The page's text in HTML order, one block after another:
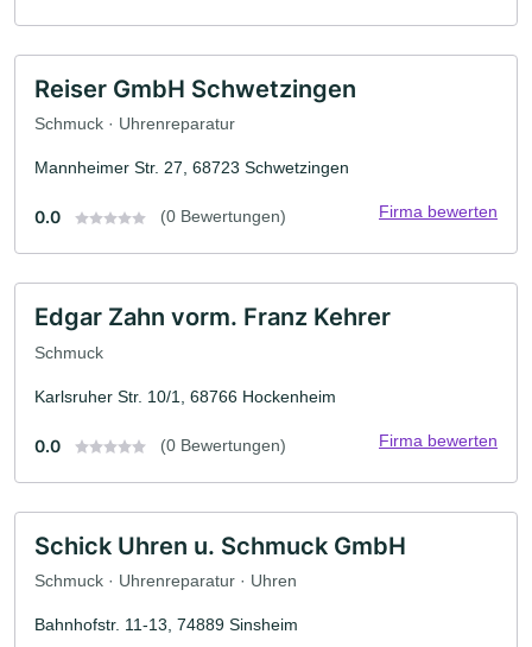
Reiser GmbH Schwetzingen
Schmuck · Uhrenreparatur
Mannheimer Str. 27, 68723 Schwetzingen
0.0 (0 Bewertungen) Firma bewerten
Edgar Zahn vorm. Franz Kehrer
Schmuck
Karlsruher Str. 10/1, 68766 Hockenheim
0.0 (0 Bewertungen) Firma bewerten
Schick Uhren u. Schmuck GmbH
Schmuck · Uhrenreparatur · Uhren
Bahnhofstr. 11-13, 74889 Sinsheim